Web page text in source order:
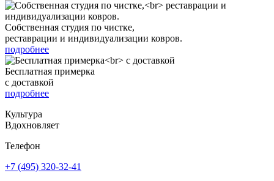
Собственная студия по чистке,
реставрации и индивидуализации ковров.
подробнее
Бесплатная примерка
с доставкой
подробнее
Культура
Вдохновляет
Телефон
+7 (495) 320-32-41